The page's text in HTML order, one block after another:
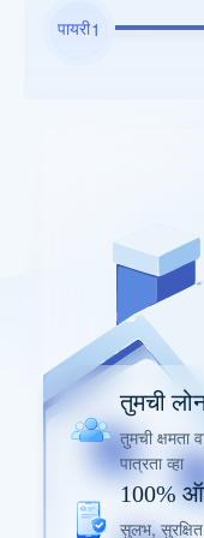
पायरी1
तुमची
तुमची क्षमता
पात्रता व्हा
100%
सुलभ,